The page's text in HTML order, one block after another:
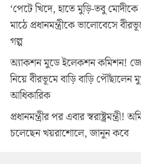
‘পেটে খিদে, হাতে মুড়ি-তবু মোদীকে
মাঠে প্রধানমন্ত্রীকে ভালোবেসে
গল্প
অ্যাকশন মুডে ইলেকশন কমিশন!
নিয়ে বীরভূমে বাড়ি বাড়ি পৌঁছালেন
আধিকারিক
প্রধানমন্ত্রীর পর এবার
চলেছেন খয়রাশোলে, জানুন কবে